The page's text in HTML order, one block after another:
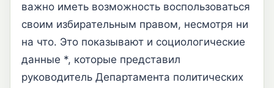
важно иметь возможность воспользоваться
своим избирательным правом, несмотря ни
на что. Это показывают и социологические
данные *, которые представил
руководитель Департамента политических